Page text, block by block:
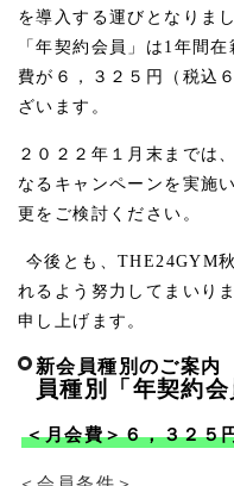
を導入する運びとなりま
「年契約会員」は 1 年間在
費が６，３２５円（税込
ざいます。
２０２２年１月末までは
なるキャンペーンを実施
更をご検討ください。
今後とも、 THE24GYM
れるよう努力してまいり
申し上げます。
新会員種別のご案
員種別「年契約会
＜月会費＞６，３２５